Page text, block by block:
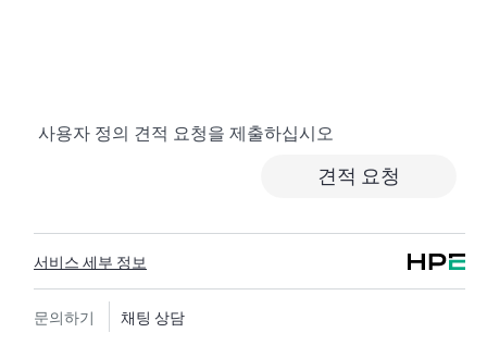
해 도움을 받을 수 있습니다. 고객은 특정 워크로드의 컨
보유한 전문 기술 리소스에 대한 액세스를 제공받으며,
지 않도록 합니다.
HPE Tech Care 서비스는 지원 대상 제품의 운영, 관리, 보
안에 대한 일반 기술 안내를 제공함으로써 기존의 지원
사용자 정의 견적 요청을 제출하십시오
견적 요청
서비스 세부 정보
문의하기 채팅 상담